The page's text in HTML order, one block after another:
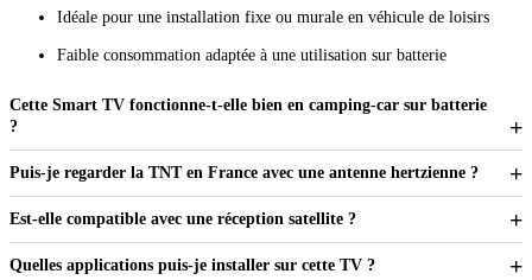
Idéale pour une installation fixe ou murale en véhicule de loisirs
Faible consommation adaptée à une utilisation sur batterie
Cette Smart TV fonctionne-t-elle bien en camping-car sur batterie
?
Puis-je regarder la TNT en France avec une antenne hertzienne ?
Est-elle compatible avec une réception satellite ?
Quelles applications puis-je installer sur cette TV ?